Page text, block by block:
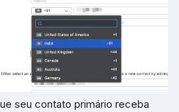
seu contato primário receba